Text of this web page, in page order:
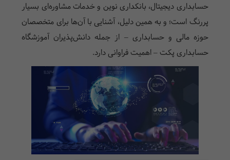
حسابداری دیجیتال، بانکداری نوین و خدمات مشاوره‌ای بسیار
پررنگ است؛ و به همین دلیل، آشنایی با آن‌ها برای متخصصان
حوزه مالی و حسابداری – از جمله دانش‌پذیران آموزشگاه
حسابداری پکت – اهمیت فراوانی دارد.